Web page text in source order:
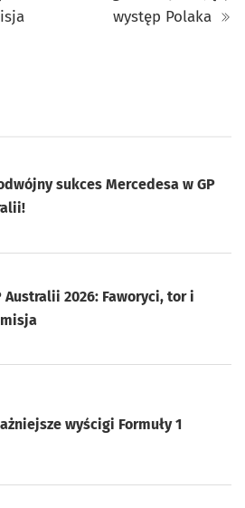
występ Polaka
sukces Mercedesa w GP
Australii 2026: Faworyci, tor i
wyścigi Formuły 1